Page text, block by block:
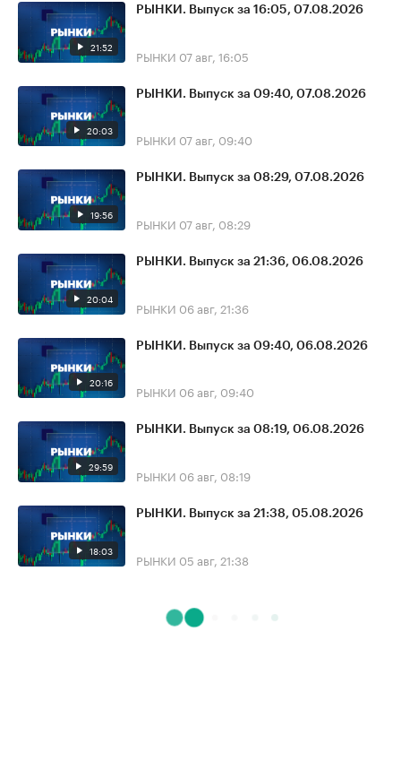
21:52
РЫНКИ. Выпуск за 16:05, 07.08.2026
РЫНКИ 07 авг, 16:05
20:03
РЫНКИ. Выпуск за 09:40, 07.08.2026
РЫНКИ 07 авг, 09:40
19:56
РЫНКИ. Выпуск за 08:29, 07.08.2026
РЫНКИ 07 авг, 08:29
20:04
РЫНКИ. Выпуск за 21:36, 06.08.2026
РЫНКИ 06 авг, 21:36
20:16
РЫНКИ. Выпуск за 09:40, 06.08.2026
РЫНКИ 06 авг, 09:40
29:59
РЫНКИ. Выпуск за 08:19, 06.08.2026
РЫНКИ 06 авг, 08:19
18:03
РЫНКИ. Выпуск за 21:38, 05.08.2026
РЫНКИ 05 авг, 21:38